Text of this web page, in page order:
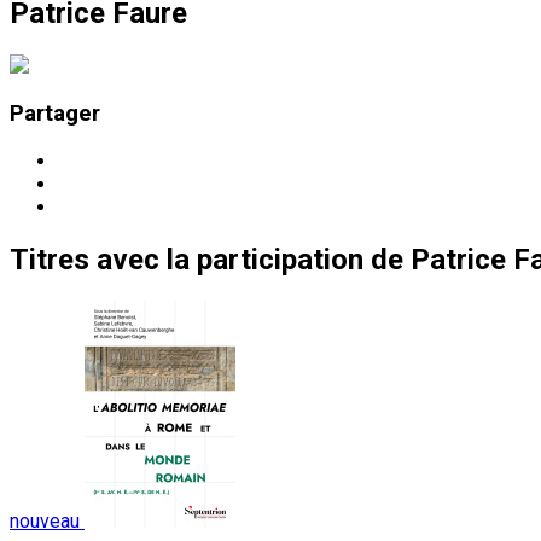
Patrice Faure
Partager
Titres avec la participation de Patrice
nouveau